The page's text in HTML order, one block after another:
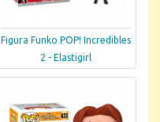
Figura Funko POP! Incredibles
2 - Elastigirl